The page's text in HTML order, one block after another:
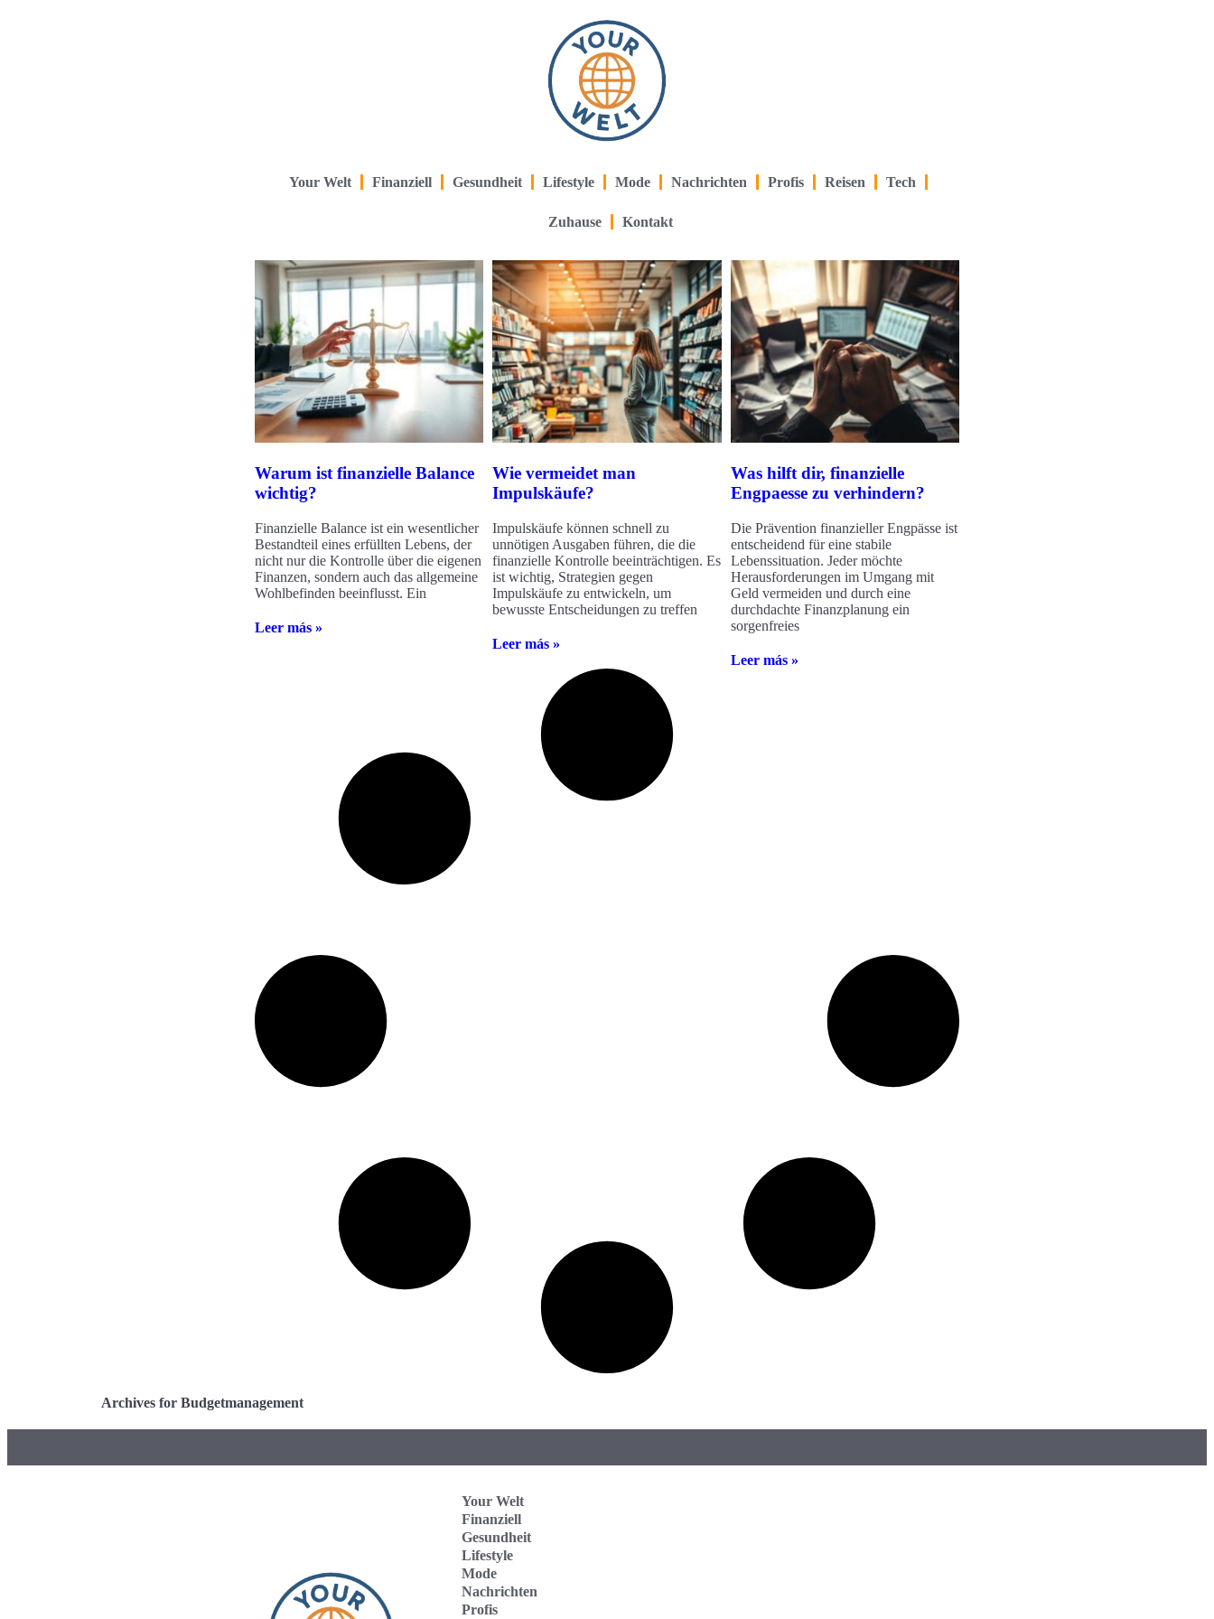
Your Welt Finanziell Gesundheit Lifestyle Mode Nachrichten Profis Reisen Tech
Zuhause Kontakt
Warum ist finanzielle Balance
wichtig?
Finanzielle Balance ist ein wesentlicher
Bestandteil eines erfüllten Lebens, der
nicht nur die Kontrolle über die eigenen
Finanzen, sondern auch das allgemeine
Wohlbefinden beeinflusst. Ein
Leer más »
Wie vermeidet man
Impulskäufe?
Impulskäufe können schnell zu
unnötigen Ausgaben führen, die die
finanzielle Kontrolle beeinträchtigen. Es
ist wichtig, Strategien gegen
Impulskäufe zu entwickeln, um
bewusste Entscheidungen zu treffen
Leer más »
Was hilft dir, finanzielle
Engpaesse zu verhindern?
Die Prävention finanzieller Engpässe ist
entscheidend für eine stabile
Lebenssituation. Jeder möchte
Herausforderungen im Umgang mit
Geld vermeiden und durch eine
durchdachte Finanzplanung ein
sorgenfreies
Leer más »
Archives for Budgetmanagement
Your Welt
Finanziell
Gesundheit
Lifestyle
Mode
Nachrichten
Profis